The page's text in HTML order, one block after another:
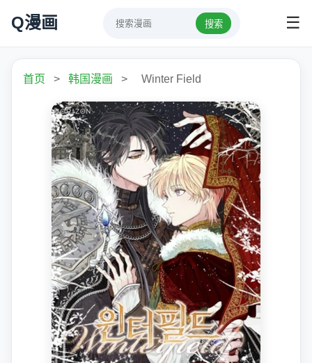
Q漫画 搜索 ☰
首页 > 韩国漫画 > Winter Field